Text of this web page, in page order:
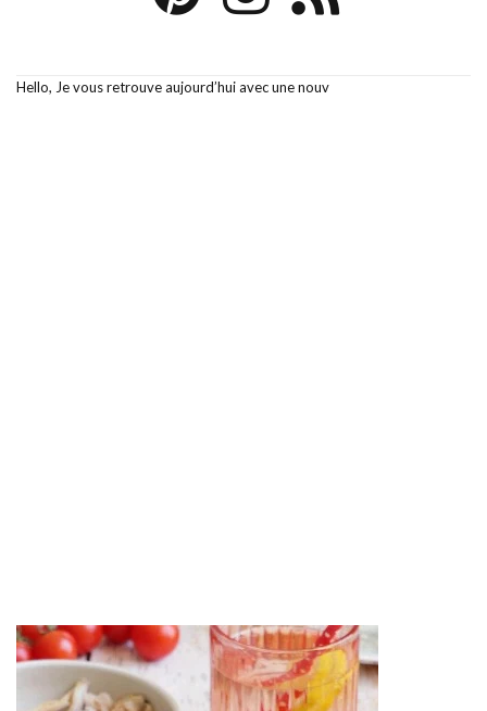
Hello, Je vous retrouve aujourd’hui avec une nouv